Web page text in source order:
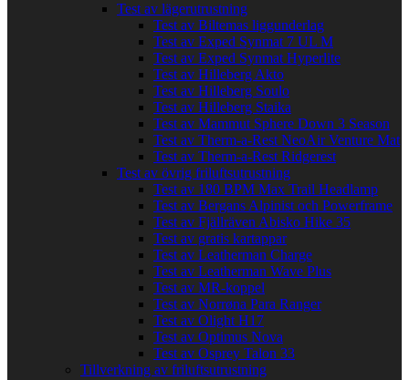
Test av lägerutrustning
Test av Biltemas liggunderlag
Test av Exped Synmat 7 UL M
Test av Exped Synmat Hyperlite
Test av Hilleberg Akto
Test av Hilleberg Soulo
Test av Hilleberg Staika
Test av Mammut Sphere Down 3 Season
Test av Therm-a-Rest NeoAir Venture Mat
Test av Therm-a-Rest Ridgerest
Test av övrig friluftsutrustning
Test av 180 BPM Max Trail Headlamp
Test av Bergans Alpinist och Powerframe
Test av Fjällräven Abisko Hike 35
Test av gratis kartappar
Test av Leatherman Charge
Test av Leatherman Wave Plus
Test av MR-koppel
Test av Norrøna Para Ranger
Test av Olight H17
Test av Optimus Nova
Test av Osprey Talon 33
Tillverkning av friluftsutrustning